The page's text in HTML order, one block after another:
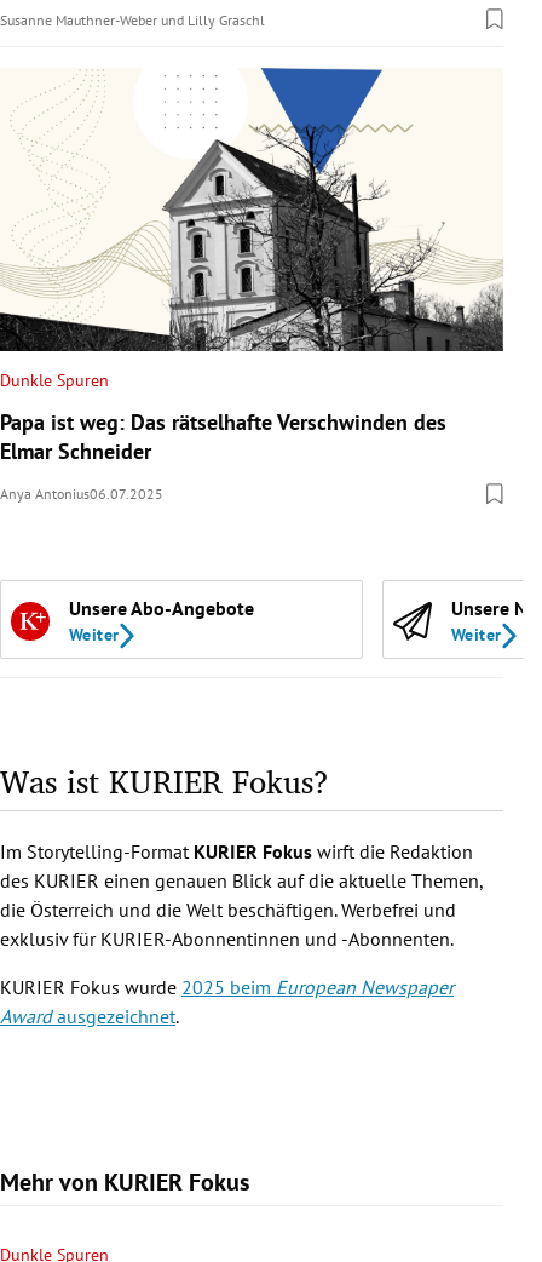
Susanne Mauthner-Weber und Lilly Graschl
Dunkle Spuren
Papa ist weg: Das rätselhafte Verschwinden des
Elmar Schneider
Anya Antonius06.07.2025
Unsere Abo-Angebote
Weiter
Unsere
Weiter
Was ist KURIER Fokus?
Im Storytelling-Format KURIER Fokus wirft die Redaktion
des KURIER einen genauen Blick auf die aktuelle Themen,
die Österreich und die Welt beschäftigen. Werbefrei und
exklusiv für KURIER-Abonnentinnen und -Abonnenten.
KURIER Fokus wurde 2025 beim European Newspaper
Awardausgezeichnet.
Mehr von KURIER Fokus
Dunkle Spuren